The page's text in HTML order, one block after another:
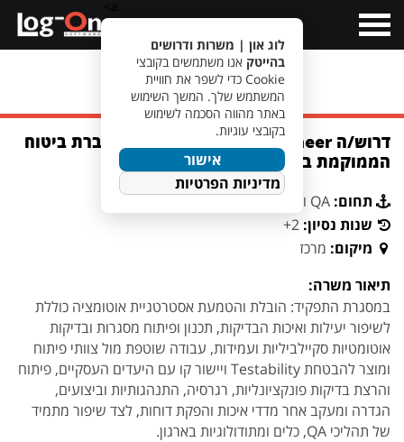
Menu
מעבר לחיפוש משרות
דרוש/ה QA Automation Engineer לחברת ביטוח
הממוקמת בפ"ת
תחום: QA ואוטומציה
שנות נסיון: 2+
מיקום: מרכז
תיאור משרה:
במסגרת התפקיד: הובלת והטמעת אסטרטגיית אוטומציה כוללת
לשיפור יעילות ואיכות הבדיקות, תכנון ופיתוח מסגרות ובדיקות
אוטומטיות סקיילביליות ועמידות, עבודה שוטפת מול צוותי פיתוח
ומוצר להבטחת Testability ויישור קו עם היעדים העסקיים, פיתוח
והרצת בדיקות פונקציונליות, רגרסיה, התנהגותיות וביצועים,
הגדרה ומעקב אחר מדדי איכות והפקת דוחות, לצד שיפור מתמיד
של תהליכי QA, כלים ומתודולוגיות בארגון.
לוג און | משרות ודרושים
בהייטק אנו משתמשים בקובצי
Cookie כדי לשפר את חוויית
המשתמש שלך. המשך השימוש
באתר מהווה הסכמה לשימוש
בקובצי עוגיות.
אישור
מדיניות הפרטיות